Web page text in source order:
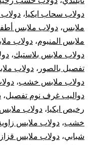
دولاب سحاب ايكيا، دولاب
ملابس، دولاب ملابس
ملابس المنيوم، دولاب
دولاب ملابس بلاستيك،
تفصيل بالصور ، دولاب
دولاب ملابس خشب،
دواليب غرف نوم تفصيل،
رخيص ايكيا، دولاب
خشب، دولاب ملابس
شبابي، دولاب ملابس قزاز